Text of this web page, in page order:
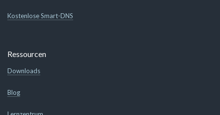
Kostenlose Smart-DNS
Ressourcen
Downloads
Blog